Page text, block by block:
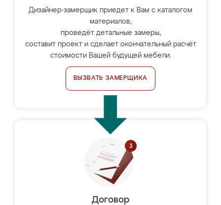
Дизайнер-замерщик приедет к Вам с каталогом
материалов,
проведёт детальные замеры,
составит проект и сделает окончательный расчёт
стоимости Вашей будущей мебели.
ВЫЗВАТЬ ЗАМЕРЩИКА
Договор